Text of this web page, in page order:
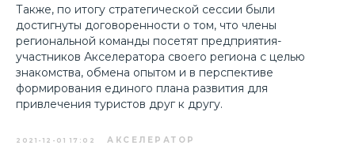
Также, по итогу стратегической сессии были
достигнуты договоренности о том, что члены
региональной команды посетят предприятия-
участников Акселератора своего региона с целью
знакомства, обмена опытом и в перспективе
формирования единого плана развития для
привлечения туристов друг к другу.
2021-12-01 17:02 АКСЕЛЕРАТОР